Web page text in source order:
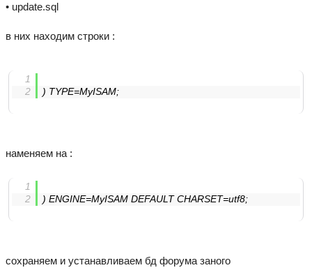
• update.sql
в них находим строки :
) TYPE=MyISAM;
наменяем на :
) ENGINE=MyISAM DEFAULT CHARSET=utf8;
сохраняем и устанавливаем бд форума заного